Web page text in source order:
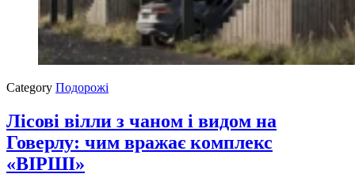
Category Подорожі
Лісові вілли з чаном і видом на
Говерлу: чим вражає комплекс
«ВІРШІ»